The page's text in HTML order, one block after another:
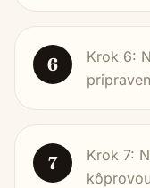
6
Krok 6:
7
Krok 7: